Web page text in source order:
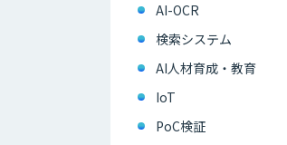
AI-OCR
検索システム
AI人材育成・教育
IoT
PoC検証